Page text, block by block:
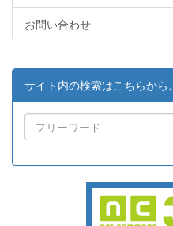
お問い合わせ
サイト内の検索はこちらから。